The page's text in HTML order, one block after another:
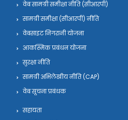
वेब सामग्री समीक्षा नीति (सीआरपी)
सामग्री समीक्षा (सीआरपी) नीति
वेबसाइट निगरानी योजना
आकस्मिक प्रबंधन योजना
सुरक्षा नीति
सामग्री अभिलेखीय नीति (CAP)
वेब सूचना प्रबंधक
सहायता